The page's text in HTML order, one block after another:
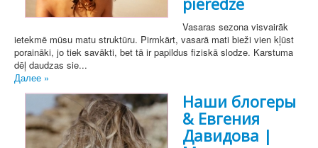
Vasaras sezona visvairāk
ietekmē mūsu matu struktūru. Pirmkārt, vasarā mati bieži vien kļūst
poraināki, jo tiek savākti, bet tā ir papildus fiziskā slodze. Karstuma
dēļ daudzas sie...
Далее »
Наши блогеры
& Евгения
Давидова |